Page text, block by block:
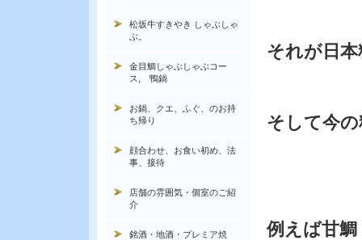
それが日
そして今
例えば甘
松坂牛すきやき しゃぶしゃ
ぶ。
金目鯛しゃぶしゃぶコー
ス, 鴨鍋
お鍋、クエ、ふぐ、のお持
ち帰り
顔合わせ、お食い初め、法
事、接待
店舗の雰囲気・個室のご紹
介
銘酒・地酒・プレミア焼